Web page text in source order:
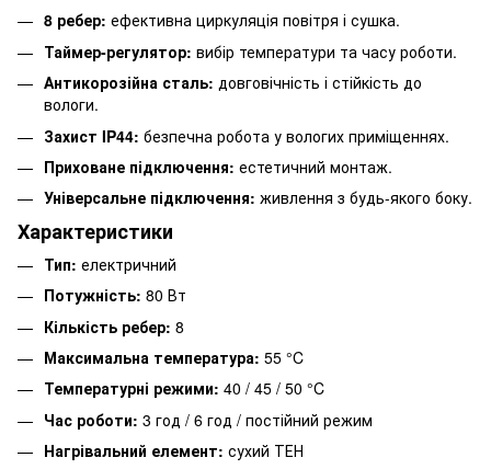
8 ребер: ефективна циркуляція повітря і сушка.
Таймер-регулятор: вибір температури та часу роботи.
Антикорозійна сталь: довговічність і стійкість до
вологи.
Захист IP44: безпечна робота у вологих приміщеннях.
Приховане підключення: естетичний монтаж.
Універсальне підключення: живлення з будь-якого боку.
Характеристики
Тип: електричний
Потужність: 80 Вт
Кількість ребер: 8
Максимальна температура: 55 °C
Температурні режими: 40 / 45 / 50 °C
Час роботи: 3 год / 6 год / постійний режим
Нагрівальний елемент: сухий ТЕН